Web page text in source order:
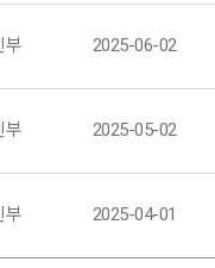
부 2025-06-02
부 2025-05-02
부 2025-04-01